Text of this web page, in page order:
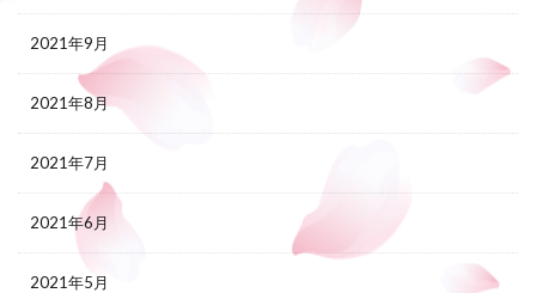
2021年9月
2021年8月
2021年7月
2021年6月
2021年5月